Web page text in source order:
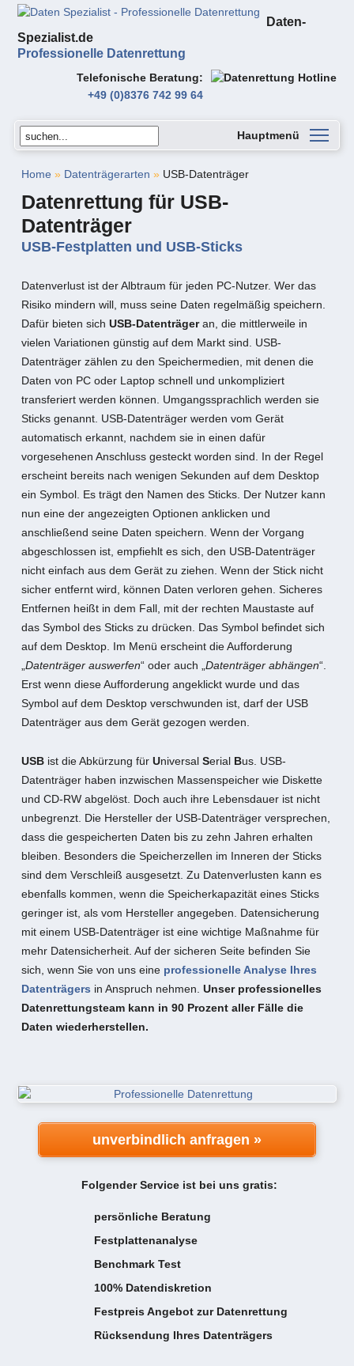
Daten-
Spezialist.de
Professionelle Datenrettung
Telefonische Beratung
+49 (0)8376 742 99 64
Hauptmenü
Home » Datenträgerarten »USB-Datenträger
Datenrettung für USB-
Datenträger
USB-Festplatten und USB-Sticks
Datenverlust ist der Albtraum für jeden PC-Nutzer. Wer das
Risiko mindern will, muss seine Daten regelmäßig speichern.
Dafür bieten sich USB-Datenträgeran, die mittlerweile in
vielen Variationen günstig auf dem Markt sind. USB-
Datenträger zählen zu den Speichermedien, mit denen die
Daten von PC oder Laptop schnell und unkompliziert
transferiert werden können. Umgangssprachlich werden sie
Sticks genannt. USB-Datenträger werden vom Gerät
automatisch erkannt, nachdem sie in einen dafür
vorgesehenen Anschluss gesteckt worden sind. In der Regel
erscheint bereits nach wenigen Sekunden auf dem Desktop
ein Symbol. Es trägt den Namen des Sticks. Der Nutzer kann
nun eine der angezeigten Optionen anklicken und
anschließend seine Daten speichern. Wenn der Vorgang
abgeschlossen ist, empfiehlt es sich, den USB-Datenträger
nicht einfach aus dem Gerät zu ziehen. Wenn der Stick nicht
sicher entfernt wird, können Daten verloren gehen. Sicheres
Entfernen heißt in dem Fall, mit der rechten Maustaste auf
das Symbol des Sticks zu drücken. Das Symbol befindet sich
auf dem Desktop. Im Menü erscheint die Aufforderung
Datenträger auswerfen“ oder auch „ Datenträger abhängen“.
Erst wenn diese Aufforderung angeklickt wurde und das
Symbol auf dem Desktop verschwunden ist, darf der USB
Datenträger aus dem Gerät gezogen werden.
USBist die Abkürzung für Universal Serial Bus. USB-
Datenträger haben inzwischen Massenspeicher wie Diskette
und CD-RW abgelöst. Doch auch ihre Lebensdauer ist nicht
unbegrenzt. Die Hersteller der USB-Datenträger versprechen,
dass die gespeicherten Daten bis zu zehn Jahren erhalten
bleiben. Besonders die Speicherzellen im Inneren der Sticks
sind dem Verschleiß ausgesetzt. Zu Datenverlusten kann es
ebenfalls kommen, wenn die Speicherkapazität eines Sticks
geringer ist, als vom Hersteller angegeben. Datensicherung
mit einem USB-Datenträger ist eine wichtige Maßnahme für
mehr Datensicherheit. Auf der sicheren Seite befinden Sie
sich, wenn Sie von uns eine professionelle Analyse Ihres
Datenträgers in Anspruch nehmen. Unser professionelles
Datenrettungsteam kann in 90 Prozent aller Fälle die
Daten wiederherstellen.
unverbindlich anfragen »
Folgender Service ist bei uns gratis:
persönliche Beratung
Festplattenanalyse
Benchmark Test
100% Datendiskretion
Festpreis Angebot zur Datenrettung
Rücksendung Ihres Datenträgers